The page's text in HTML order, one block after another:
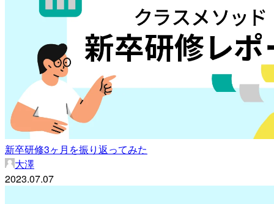
新卒研修3ヶ月を振り返ってみた
大澤
2023.07.07